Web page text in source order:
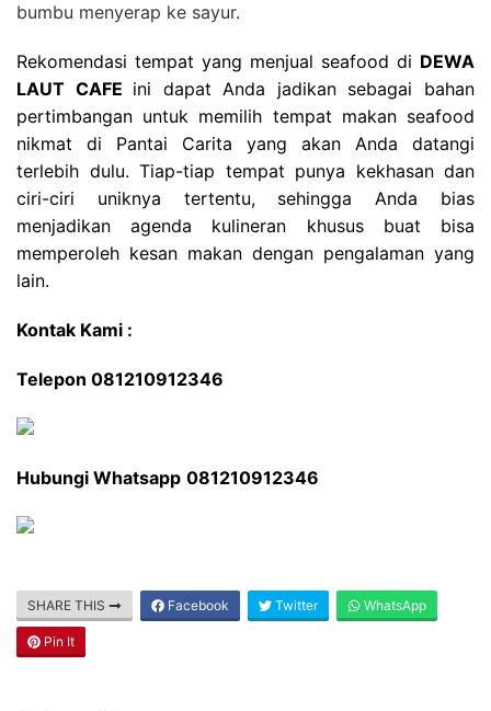
bumbu menyerap ke sayur.
Rekomendasi tempat yang menjual seafood di DEWA
LAUT CAFE ini dapat Anda jadikan sebagai bahan
pertimbangan untuk memilih tempat makan seafood
nikmat di Pantai Carita yang akan Anda datangi
terlebih dulu. Tiap-tiap tempat punya kekhasan dan
ciri-ciri uniknya tertentu, sehingga Anda bias
menjadikan agenda kulineran khusus buat bisa
memperoleh kesan makan dengan pengalaman yang
lain.
Kontak Kami :
Telepon 081210912346
Hubungi Whatsapp 081210912346
SHARE THIS Facebook Twitter WhatsApp
Pin It